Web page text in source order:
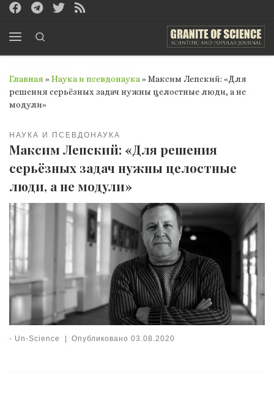
Перейти к содержимому
Главная » Наука и псевдонаука» Максим Лепский: «Для
решения серьёзных задач нужны целостные люди, а не
модули»
НАУКА И ПСЕВДОНАУКА
Максим Лепский: «Для решения
серьёзных задач нужны целостные
люди, а не модули»
- Un-Science | Опубликовано03.08.2020